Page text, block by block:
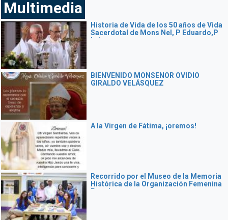
Multimedia
Historia de Vida de los 50 años de Vida
Sacerdotal de Mons Nel, P Eduardo,P
Luis
BIENVENIDO MONSEÑOR OVIDIO
GIRALDO VELÁSQUEZ
A la Virgen de Fátima, ¡oremos!
Recorrido por el Museo de la Memoria
Histórica de la Organización Femenina
Popular